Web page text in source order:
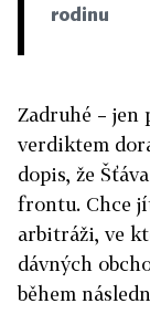
rodinu
Zadruhé – jen
verdiktem
dopis, že
frontu. Chce
arbitráži, ve
dávných
během